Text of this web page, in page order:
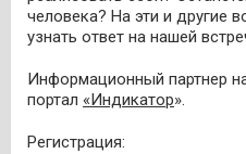
человека? На эти и другие
узнать ответ на нашей
Информационный партнер
портал «Индикатор».
Регистрация: